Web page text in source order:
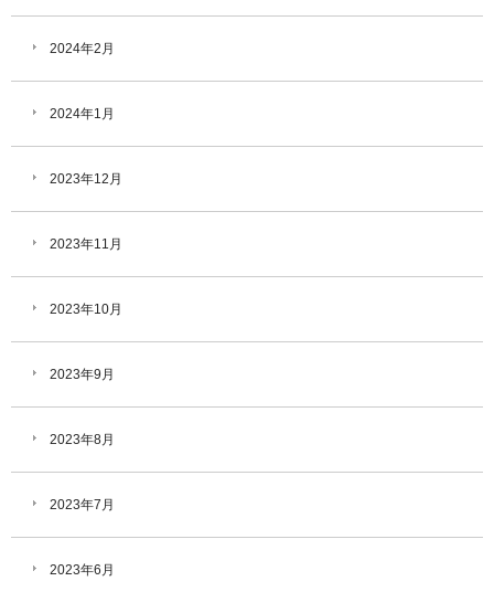
2024年2月
2024年1月
2023年12月
2023年11月
2023年10月
2023年9月
2023年8月
2023年7月
2023年6月